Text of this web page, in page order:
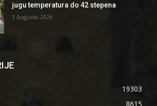
jugu temperatura do 42 stepena
3 Augusta, 2026
19303
8615